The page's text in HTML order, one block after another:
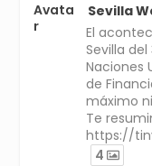
Avata
r
Sevilla
El
Sevilla
Naciones
de
máximo
Te
https://
4